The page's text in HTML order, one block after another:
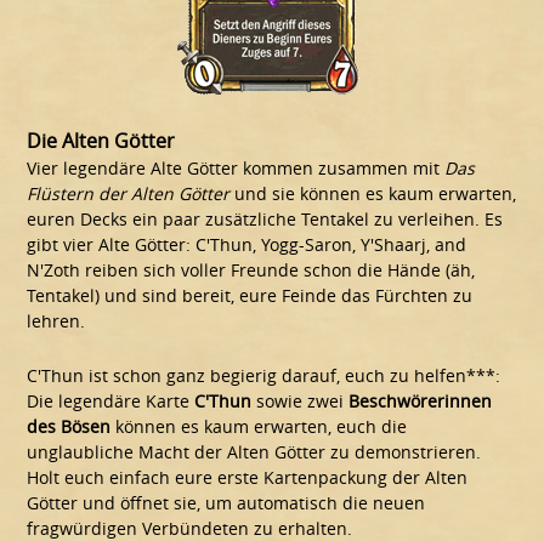
Die Alten Götter
Vier legendäre Alte Götter kommen zusammen mit Das
Flüstern der Alten Götterund sie können es kaum erwarten,
euren Decks ein paar zusätzliche Tentakel zu verleihen. Es
gibt vier Alte Götter: C'Thun, Yogg-Saron, Y'Shaarj, and
N'Zoth reiben sich voller Freunde schon die Hände (äh,
Tentakel) und sind bereit, eure Feinde das Fürchten zu
lehren.
C'Thun ist schon ganz begierig darauf, euch zu helfen***:
Die legendäre KarteC'Thun sowie zwei Beschwörerinnen
des Bösen können es kaum erwarten, euch die
unglaubliche Macht der Alten Götter zu demonstrieren.
Holt euch einfach eure erste Kartenpackung der Alten
Götter und öffnet sie, um automatisch die neuen
fragwürdigen Verbündeten zu erhalten.